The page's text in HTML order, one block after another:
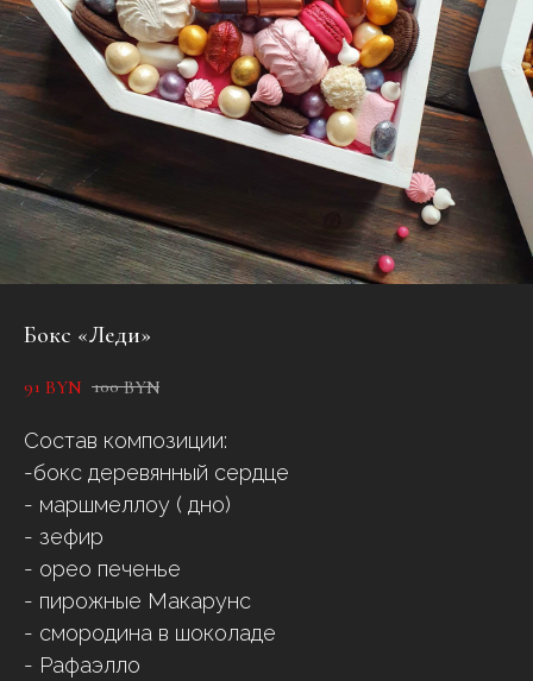
Бокс «Леди»
91 BYN 100 BYN
Состав композиции:
-бокс деревянный сердце
- маршмеллоу ( дно)
- зефир
- орео печенье
- пирожные Макарунс
- смородина в шоколаде
- Рафаэлло